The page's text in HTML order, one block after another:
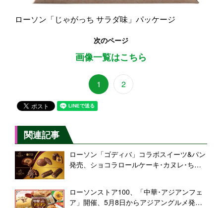
ローソン「じゃがっち サラダ味」パッケージ
次のページ
画像一覧はこちら
1 2
関連記事
ローソン「ゴディバ」コラボスイーツ&パン
発売、ショコラロールケーキ･カヌレ･ちぎ
ローソンストア100、「中華･アジアンフェ
ア」開催、5月8日からアジアングルメ発